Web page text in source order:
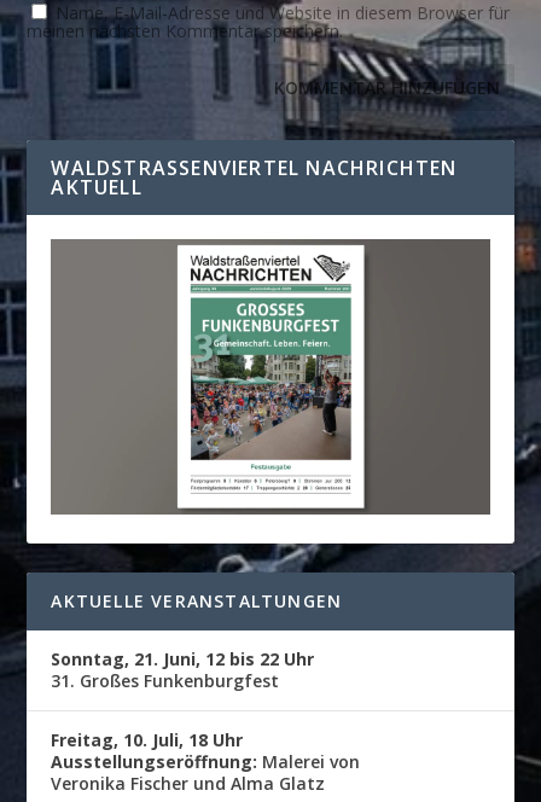
Name, E-Mail-Adresse und Website in diesem Browser für
meinen nächsten Kommentar speichern.
WALDSTRASSENVIERTEL NACHRICHTEN A
KTUELL
AKTUELLE VERANSTALTUNGEN
Sonntag, 21. Juni, 12 bis 22 Uhr
31. Großes Funkenburgfest
Freitag, 10. Juli, 18 Uhr
Ausstellungseröffnung: Malerei von
Veronika Fischer und Alma Glatz